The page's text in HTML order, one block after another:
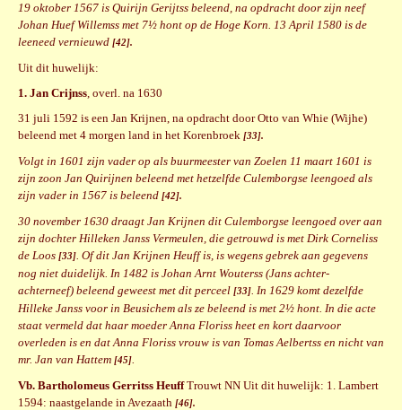
19 oktober 1567 is Quirijn Gerijtss beleend, na opdracht door zijn neef
Johan Huef Willemss met 7½ hont op de Hoge Korn. 13 April 1580 is de
leeneed vernieuwd [42].
Uit dit huwelijk:
1. Jan Crijnss, overl. na 1630
31 juli 1592 is een Jan Krijnen, na opdracht door Otto van Whie (Wijhe)
beleend met 4 morgen land in het Korenbroek [33].
Volgt in 1601 zijn vader op als buurmeester van Zoelen 11 maart 1601 is
zijn zoon Jan Quirijnen beleend met hetzelfde Culemborgse leengoed als
zijn vader in 1567 is beleend [42].
30 november 1630 draagt Jan Krijnen dit Culemborgse leengoed over aan
zijn dochter Hilleken Janss Vermeulen, die getrouwd is met Dirk Corneliss
de Loos [33]. Of dit Jan Krijnen Heuff is, is wegens gebrek aan gegevens
nog niet duidelijk. In 1482 is Johan Arnt Wouterss (Jans achter-
achterneef) beleend geweest met dit perceel [33]. In 1629 komt dezelfde
Hilleke Janss voor in Beusichem als ze beleend is met 2½ hont. In die acte
staat vermeld dat haar moeder Anna Floriss heet en kort daarvoor
overleden is en dat Anna Floriss vrouw is van Tomas Aelbertss en nicht van
mr. Jan van Hattem [45].
Vb. Bartholomeus Gerritss HeuffTrouwt NN Uit dit huwelijk: 1. Lambert
1594: naastgelande in Avezaath [46].